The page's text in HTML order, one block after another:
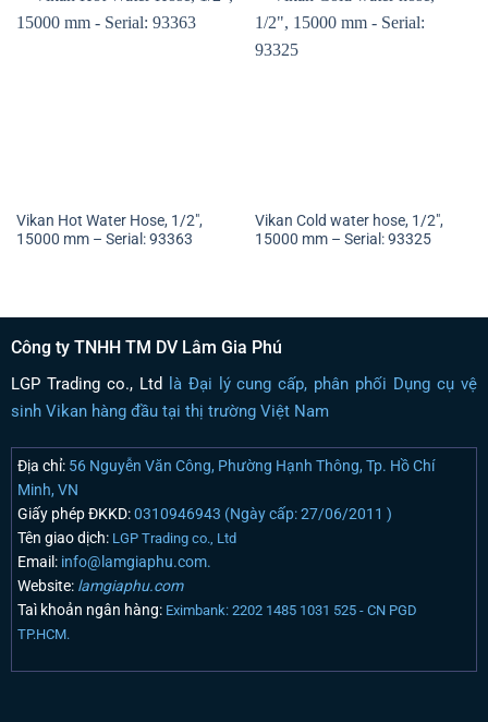
Vikan Hot Water Hose, 1/2″,
15000 mm – Serial: 93363
Vikan Cold water hose, 1/2″,
15000 mm – Serial: 93325
Công ty TNHH TM DV Lâm Gia Phú
LGP Trading co., Ltd là Đại lý cung cấp, phân phối Dụng cụ vệ
sinh Vikan hàng đầu tại thị trường Việt Nam
Địa chỉ:56 Nguyễn Văn Công, Phường Hạnh Thông, Tp. Hồ Chí
Minh, VN
Giấy phép ĐKKD:0310946943 (Ngày cấp: 27/06/2011 )
Tên giao dịch: LGP Trading co., Ltd
Email:info@lamgiaphu.com.
Website:lamgiaphu.com
Taì khoản ngân hàng: Eximbank: 2202 1485 1031 525 - CN PGD
TP.HCM.